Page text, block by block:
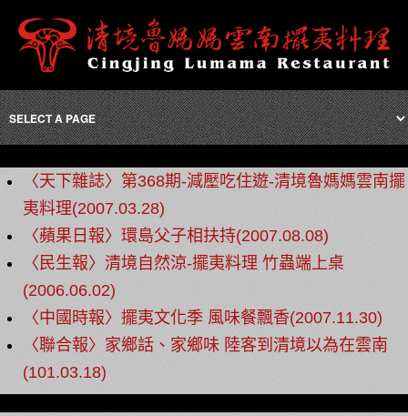
〈天下雜誌〉第368期-減壓吃住遊-清境魯媽媽雲南擺
夷料理(2007.03.28)
〈蘋果日報〉環島父子相扶持(2007.08.08)
〈民生報〉清境自然涼-擺夷料理 竹蟲端上桌
(2006.06.02)
〈中國時報〉擺夷文化季 風味餐飄香(2007.11.30)
〈聯合報〉家鄉話、家鄉味 陸客到清境以為在雲南
(101.03.18)